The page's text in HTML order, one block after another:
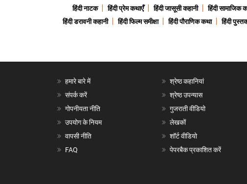
हिंदी नाटक
हिंदी प्रेम कथाएँ हिंदी जासूसी कहानी हिंदी सामाजिक
हिंदी डरावनी कहानी
हिंदी फिल्म समीक्षा हिंदी पौराणिक कथा हिंदी
हमारे बारे में
संपर्क करें
गोपनीयता नीति
उपयोग के नियम
वापसी नीति
FAQ
श्रेष्ठ कहानियां
श्रेष्ठ उपन्यास
गुजराती वीडियो
लेखकों
शॉर्ट वीडियो
पेपरबैक प्रकाशित करें